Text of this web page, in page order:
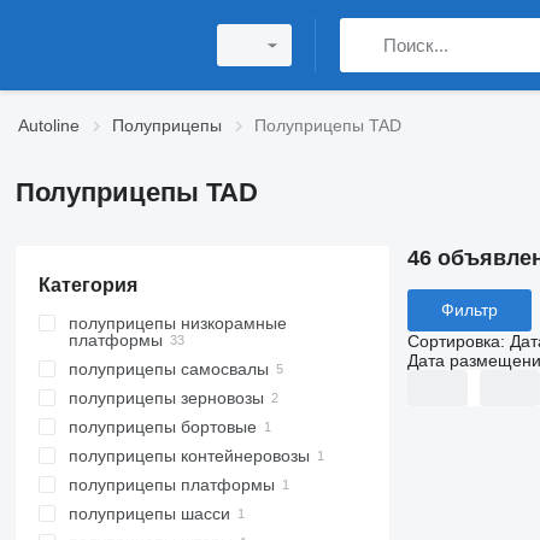
Autoline Полуприцепы Полуприцепы TAD
Полуприцепы TAD
Категория
полуприцепы низкорамные
платформы
полуприцепы самосвалы
полуприцепы зерновозы
полуприцепы бортовые
полуприцепы контейнеровозы
полуприцепы платформы
полуприцепы шасси
46
Фильтр
Сортировка:
Дата